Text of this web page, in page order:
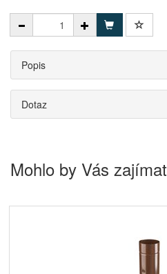
Popis
Dotaz
Mohlo by Vás zajímat